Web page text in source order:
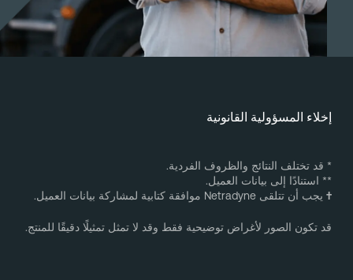
المسؤولية القانونية
قد تختلف النتائج والظروف الفردية.
استنادًا إلى بيانات العميل.
يجب أن تتلقى Netradyne موافقة كتابية لمشاركة بيانات العميل.
تكون الصور لأغراض توضيحية فقط وقد لا تمثل تمثيلًا دقيقًا للمنتج.